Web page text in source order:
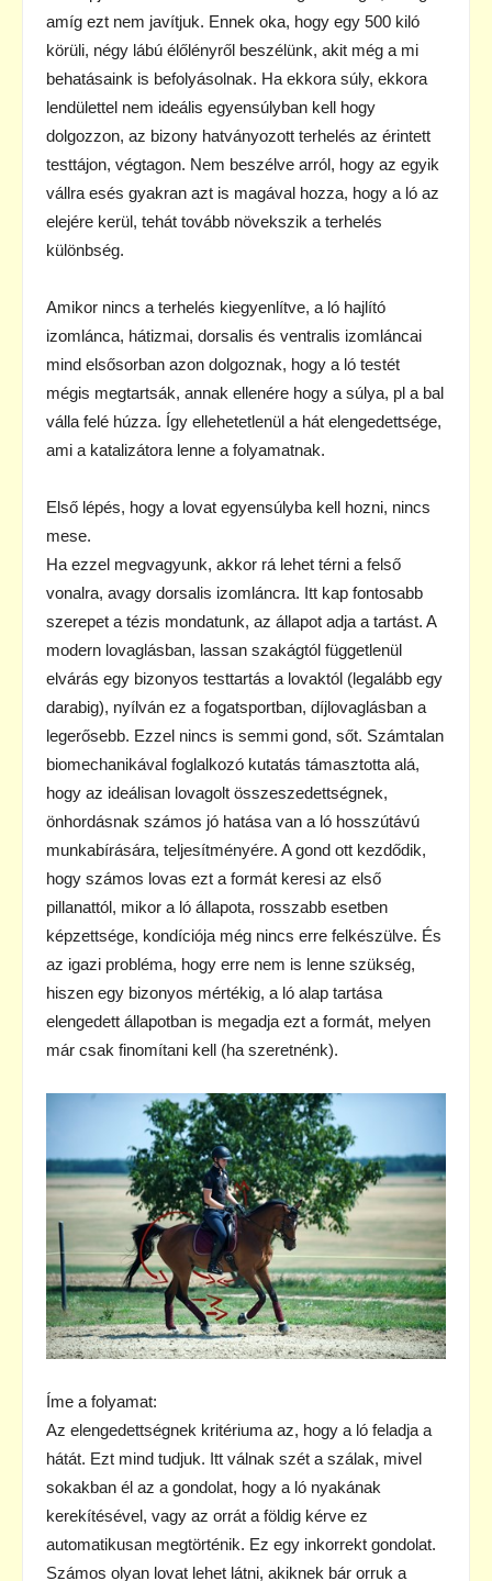
amíg ezt nem javítjuk. Ennek oka, hogy egy 500 kiló
körüli, négy lábú élőlényről beszélünk, akit még a mi
behatásaink is befolyásolnak. Ha ekkora súly, ekkora
lendülettel nem ideális egyensúlyban kell hogy
dolgozzon, az bizony hatványozott terhelés az érintett
testtájon, végtagon. Nem beszélve arról, hogy az egyik
vállra esés gyakran azt is magával hozza, hogy a ló az
elejére kerül, tehát tovább növekszik a terhelés
különbség.
Amikor nincs a terhelés kiegyenlítve, a ló hajlító
izomlánca, hátizmai, dorsalis és ventralis izomláncai
mind elsősorban azon dolgoznak, hogy a ló testét
mégis megtartsák, annak ellenére hogy a súlya, pl a bal
válla felé húzza. Így ellehetetlenül a hát elengedettsége,
ami a katalizátora lenne a folyamatnak.
Első lépés, hogy a lovat egyensúlyba kell hozni, nincs
mese.
Ha ezzel megvagyunk, akkor rá lehet térni a felső
vonalra, avagy dorsalis izomláncra. Itt kap fontosabb
szerepet a tézis mondatunk, az állapot adja a tartást. A
modern lovaglásban, lassan szakágtól függetlenül
elvárás egy bizonyos testtartás a lovaktól (legalább egy
darabig), nyílván ez a fogatsportban, díjlovaglásban a
legerősebb. Ezzel nincs is semmi gond, sőt. Számtalan
biomechanikával foglalkozó kutatás támasztotta alá,
hogy az ideálisan lovagolt összeszedettségnek,
önhordásnak számos jó hatása van a ló hosszútávú
munkabírására, teljesítményére. A gond ott kezdődik,
hogy számos lovas ezt a formát keresi az első
pillanattól, mikor a ló állapota, rosszabb esetben
képzettsége, kondíciója még nincs erre felkészülve. És
az igazi probléma, hogy erre nem is lenne szükség,
hiszen egy bizonyos mértékig, a ló alap tartása
elengedett állapotban is megadja ezt a formát, melyen
már csak finomítani kell (ha szeretnénk).
Íme a folyamat:
Az elengedettségnek kritériuma az, hogy a ló feladja a
hátát. Ezt mind tudjuk. Itt válnak szét a szálak, mivel
sokakban él az a gondolat, hogy a ló nyakának
kerekítésével, vagy az orrát a földig kérve ez
automatikusan megtörténik. Ez egy inkorrekt gondolat.
Számos olyan lovat lehet látni, akiknek bár orruk a